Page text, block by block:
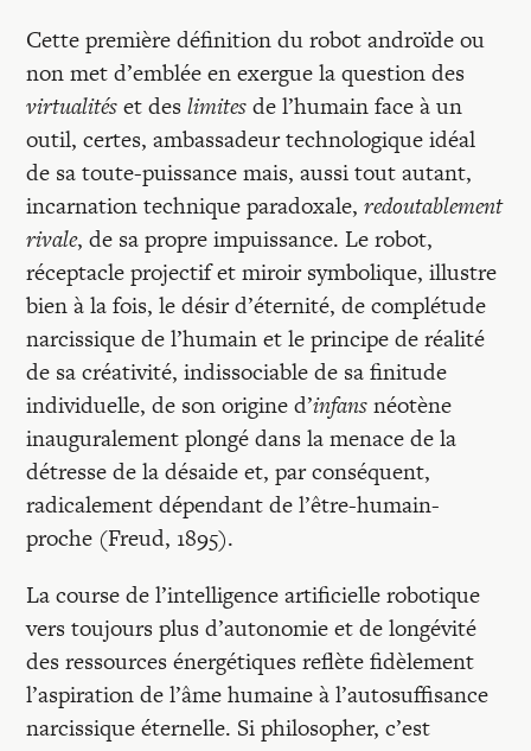
Cette première définition du robot androïde ou
non met d’emblée en exergue la question des
virtualitéset deslimitesde l’humain face à un
outil, certes, ambassadeur technologique idéal
de sa toute-puissance mais, aussi tout autant,
incarnation technique paradoxale,redoutablement
rivale, de sa propre impuissance. Le robot,
réceptacle projectif et miroir symbolique, illustre
bien à la fois, le désir d’éternité, de complétude
narcissique de l’humain et le principe de réalité
de sa créativité, indissociable de sa finitude
individuelle, de son origine d’infansnéotène
inauguralement plongé dans la menace de la
détresse de la désaide et, par conséquent,
radicalement dépendant de l’être-humain-
proche (Freud, 1895).
La course de l’intelligence artificielle robotique
vers toujours plus d’autonomie et de longévité
des ressources énergétiques reflète fidèlement
l’aspiration de l’âme humaine à l’autosuffisance
narcissique éternelle. Si philosopher, c’est